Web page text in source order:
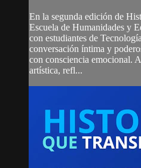
En la segunda edición de
Escuela de Humanidades y
con estudiantes de
conversación íntima y
con consciencia emocional.
artística, refl...